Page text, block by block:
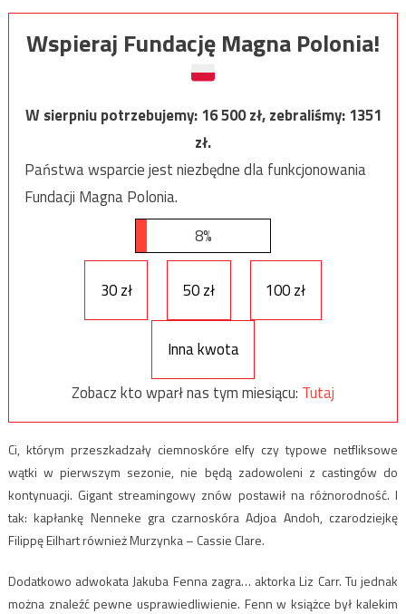
Wspieraj Fundację Magna Polonia!
W sierpniu potrzebujemy:16 500zł, zebraliśmy:1351
zł.
Państwa wsparcie jest niezbędne dla funkcjonowania
Fundacji Magna Polonia.
8%
30 zł 50 zł 100 zł
Inna kwota
Zobacz kto wparł nas tym miesiącu: Tutaj
Ci, którym przeszkadzały ciemnoskóre elfy czy typowe netfliksowe
wątki w pierwszym sezonie, nie będą zadowoleni z castingów do
kontynuacji. Gigant streamingowy znów postawił na różnorodność. I
tak: kapłankę Nenneke gra czarnoskóra Adjoa Andoh, czarodziejkę
Filippę Eilhart również Murzynka – Cassie Clare.
Dodatkowo adwokata Jakuba Fenna zagra… aktorka Liz Carr. Tu jednak
można znaleźć pewne usprawiedliwienie. Fenn w książce był kalekim